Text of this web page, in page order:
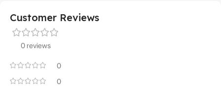
Customer Reviews
0 reviews
0
0